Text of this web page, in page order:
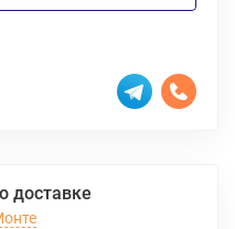
доставке